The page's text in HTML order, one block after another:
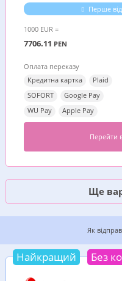
Перше
1000 EUR =
7706.11 PEN
Оплата переказу
Кредитна картка
Plaid
SOFORT
Google Pay
WU Pay
Apple Pay
Перейти
Ще
4 ДЕШЕВИХ Як
Найкращий Без